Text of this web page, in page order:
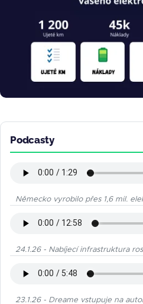
Podcasty
Německo vyrobilo přes 1,6 mil.
24.1.26 - Nabíjecí infrastruktura
23.1.26 - Dreame vstupuje na